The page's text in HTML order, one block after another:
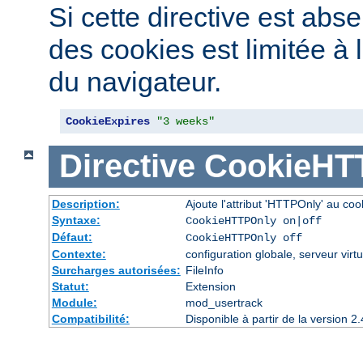
Si cette directive est
des cookies est limitée à
du navigateur.
CookieExpires "3 weeks"
Directive
Description:
Ajoute l'attribut 'HTTPOnly' au
Syntaxe:
CookieHTTPOnly on|off
Défaut:
CookieHTTPOnly off
Contexte:
configuration globale, serveur
Surcharges autorisées: FileInfo
Statut:
Extension
Module:
mod_usertrack
Compatibilité:
Disponible à partir de la version